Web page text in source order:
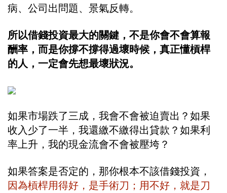
病、公司出問題、景氣反轉。
所以借錢投資最大的關鍵，不是你會不會算報
酬率，而是你撐不撐得過壞時候，真正懂槓桿
的人，一定會先想最壞狀況。
如果市場跌了三成，我會不會被迫賣出？如果
收入少了一半，我還繳不繳得出貸款？如果利
率上升，我的現金流會不會被壓垮？
如果答案是否定的，那你根本不該借錢投資，
因為槓桿用得好，是手術刀；用不好，就是刀